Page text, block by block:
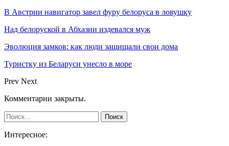
В Австрии навигатор завел фуру белоруса в ловушку
Над белоруской в Абхазии издевался муж
Эволюция замков: как люди защищали свои дома
Туристку из Беларуси унесло в море
Prev Next
Комментарии закрыты.
Интересное: